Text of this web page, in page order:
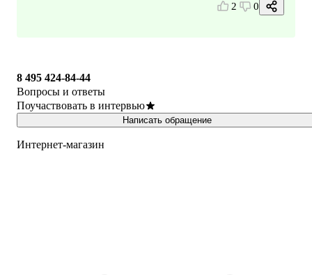
2 0
8 495 424-84-44
Вопросы и ответы
Поучаствовать в интервью
Написать обращение
Интернет-магазин